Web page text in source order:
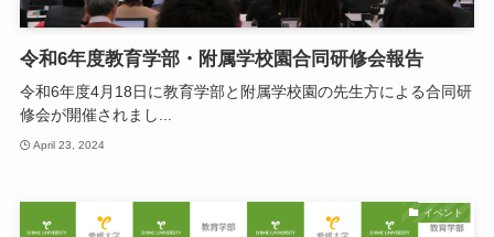
令和6年度教育学部・附属学校園合同研修会報告
令和6年度4月18日に教育学部と附属学校園の先生方による合同研
修会が開催されまし...
April 23, 2024
イベント